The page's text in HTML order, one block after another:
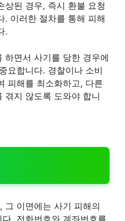
상된 경우, 즉시 환불 요청
. 이러한 절차를 통해 피해
.
하면서 사기를 당한 경우에
요합니다. 경찰이나 소비
피해를 최소화하고, 다른
겪지 않도록 도와야 합니
그 이면에는 사기 피해의
. 전화번호와 계좌번호를